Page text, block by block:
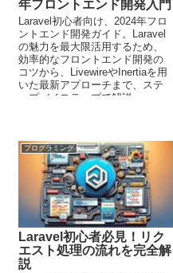
年フロントエンド開発入門
Laravel初心者向け、2024年フロ
ントエンド開発ガイド。Laravel
の魅力を最大限活用するため、
効率的なフロントエンド開発の
コツから、LivewireやInertiaを用
いた最新アプローチまで、ステ
ップバイステップで解説。
プログラミング
Laravel初心者必見！リク
エスト処理の流れを完全解
説